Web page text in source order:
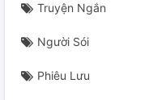
Truyện Ngắn
Người Sói
Phiêu Lưu